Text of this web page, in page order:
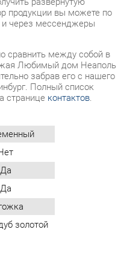
забрав его с нашего
Полный список
золотой
своим мнением.